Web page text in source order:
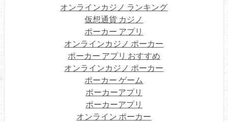
オンラインカジノ ランキング
仮想通貨 カジノ
ポーカー アプリ
オンラインカジノ ポーカー
ポーカー アプリ おすすめ
オンラインカジノ ポーカー
ポーカー ゲーム
ポーカーアプリ
ポーカーアプリ
オンライン ポーカー